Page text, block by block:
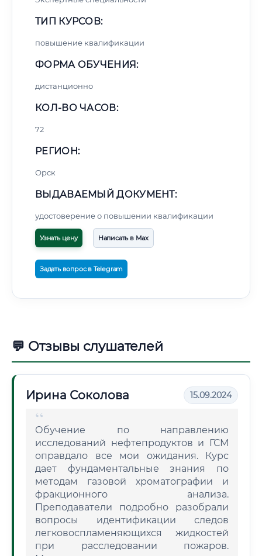
ТИП КУРСОВ:
повышение квалификации
ФОРМА ОБУЧЕНИЯ:
дистанционно
КОЛ-ВО ЧАСОВ:
72
РЕГИОН:
Орск
ВЫДАВАЕМЫЙ ДОКУМЕНТ:
удостоверение о повышении квалификации
Узнать цену Написать в Max
Задать вопрос в Telegram
💬 Отзывы слушателей
Ирина Соколова 15.09.2024
Обучение по направлению
исследований нефтепродуктов и ГСМ
оправдало все мои ожидания. Курс
дает фундаментальные знания по
методам газовой хроматографии и
фракционного анализа.
Преподаватели подробно разобрали
вопросы идентификации следов
легковоспламеняющихся жидкостей
при расследовании пожаров.